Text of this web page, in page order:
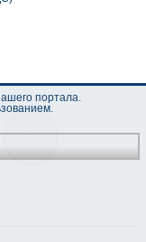
портала.